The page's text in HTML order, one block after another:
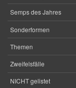
Semps des Jahres
Sonderformen
Themen
Zweifelsfälle
NICHT gelistet